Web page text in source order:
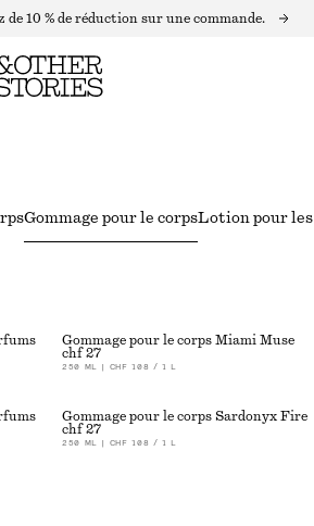
10 % de réduction sur une commande.
Gommage pour le corpsLotion pour
Gommage pour le corps Miami Muse
chf 27
250 ML | CHF 108 / 1 L
Gommage pour le corps Sardonyx Fire
chf 27
250 ML | CHF 108 / 1 L